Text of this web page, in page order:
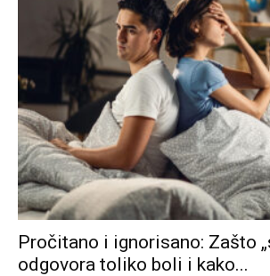
Pročitano i ignorisano: Zašto
odgovora toliko boli i kako...